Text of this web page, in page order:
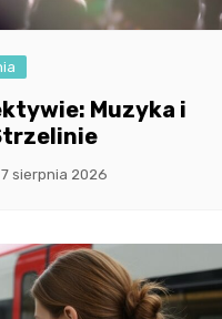
Muzyka i
7 sierpnia 2026